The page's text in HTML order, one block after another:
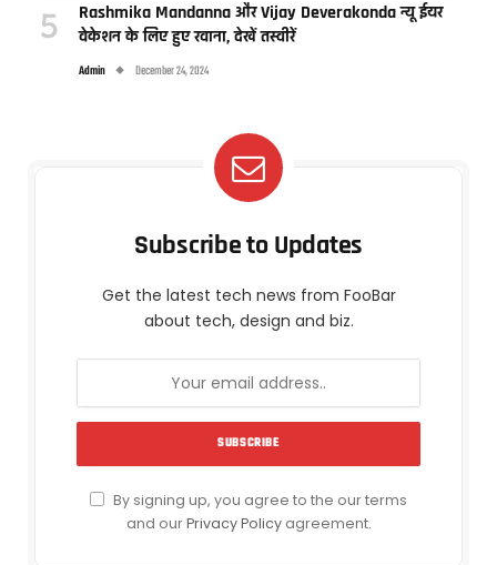
Rashmika Mandanna और Vijay Deverakonda न्यू ईयर
वेकेशन के लिए हुए रवाना, देखें तस्वीरें
Admin December 24, 2024
Subscribe to Updates
Get the latest tech news from FooBar
about tech, design and biz.
By signing up, you agree to the our terms
and ourPrivacy Policyagreement.